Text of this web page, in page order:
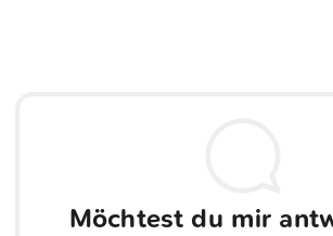
Möchtest du mir